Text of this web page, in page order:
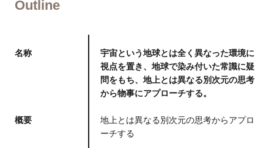
Outline
名称
宇宙という地球とは全く異なった環境に
視点を置き、地球で染み付いた常識に疑
問をもち、地上とは異なる別次元の思考
から物事にアプローチする。
概要
地上とは異なる別次元の思考からアプロ
ーチする